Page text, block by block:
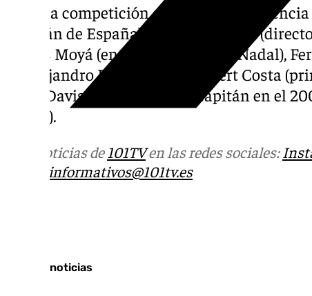
Aquella competición contó con la
(capitán de España), Feliciano López
Carlos Moyá (entrenador de Rafa Nadal),
de Alejandro Davidovich) y Albert Costa
Copa Davis como jugador y capitán en el
Checa).
Más noticias de 101TVen las redes sociales:
informativos@101tv.es
Últimas noticias